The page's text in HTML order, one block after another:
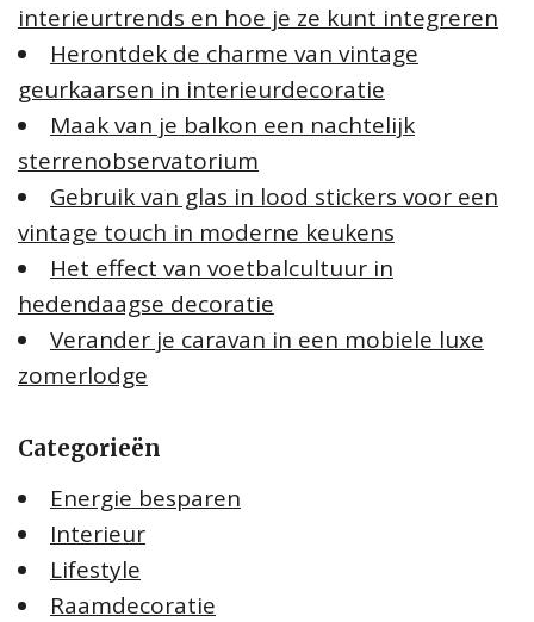
interieurtrends en hoe je ze kunt integreren
Herontdek de charme van vintage
geurkaarsen in interieurdecoratie
Maak van je balkon een nachtelijk
sterrenobservatorium
Gebruik van glas in lood stickers voor een
vintage touch in moderne keukens
Het effect van voetbalcultuur in
hedendaagse decoratie
Verander je caravan in een mobiele luxe
zomerlodge
Categorieën
Energie besparen
Interieur
Lifestyle
Raamdecoratie